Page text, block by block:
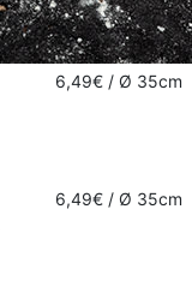
6,49€ / Ø 35cm
6,49€ / Ø 35cm